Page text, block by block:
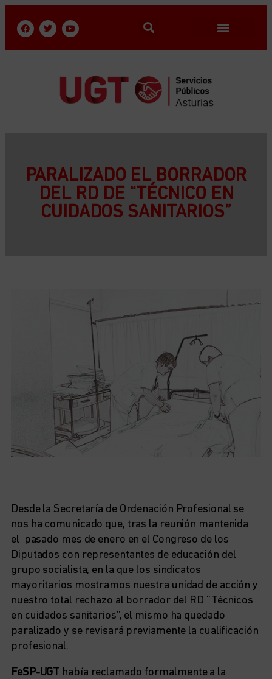
PARALIZADO EL BORRADOR
DEL RD DE “TÉCNICO EN
CUIDADOS SANITARIOS”
Desde la Secretaría de Ordenación Profesional se
nos ha comunicado que, tras la reunión mantenida
el pasado mes de enero en el Congreso de los
Diputados con representantes de educación del
grupo socialista, en la que los sindicatos
mayoritarios mostramos nuestra unidad de acción y
nuestro total rechazo al borrador del RD “Técnicos
en cuidados sanitarios”, el mismo ha quedado
paralizado y se revisará previamente la cualificación
profesional.
FeSP-UGT había reclamado formalmente a la